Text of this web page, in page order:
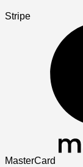
Stripe
MasterCard